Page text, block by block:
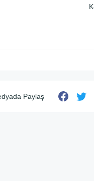
Paylaş